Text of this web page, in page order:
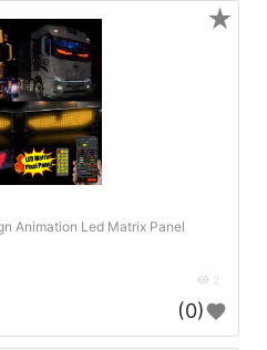
Animation Led Matrix Panel
2
(0)
★